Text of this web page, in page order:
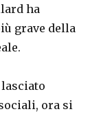
ha
grave della
lasciato
ora si